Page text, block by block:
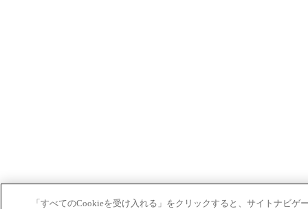
「すべてのCookieを受け入れる」をクリックすると、サイトナビゲ